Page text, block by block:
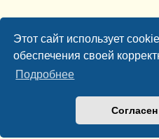
Этот сайт использует
обеспечения своей
Подробнее
Согласен